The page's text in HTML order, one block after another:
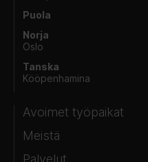
Puola
Norja
Oslo
Tanska
Kööpenhamina
Avoimet työpaikat
Meistä
Palvelut